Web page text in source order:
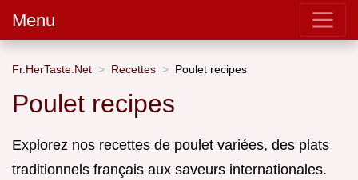
Menu
Fr.HerTaste.Net Recettes Poulet recipes
Poulet recipes
Explorez nos recettes de poulet variées, des plats
traditionnels français aux saveurs internationales.